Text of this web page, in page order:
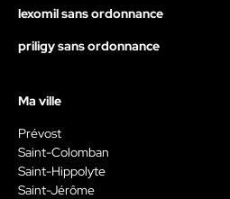
lexomil sans ordonnance
priligy sans ordonnance
Ma ville
Prévost
Saint-Colomban
Saint-Hippolyte
Saint-Jérôme